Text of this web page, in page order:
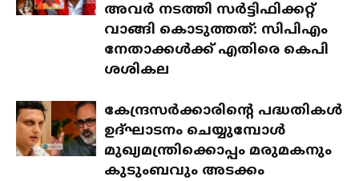
അവർ നടത്തി സർട്ടിഫിക്കറ്റ്
വാങ്ങി കൊടുത്തത്: സിപിഎം
നേതാക്കൾക്ക് എതിരെ കെപി
ശശികല
കേന്ദ്രസർക്കാരിന്റെ പദ്ധതികൾ
ഉദ്ഘാടനം ചെയ്യുമ്പോൾ
മുഖ്യമന്ത്രിക്കൊപ്പം മരുമകനും
കുടുംബവും അടക്കം